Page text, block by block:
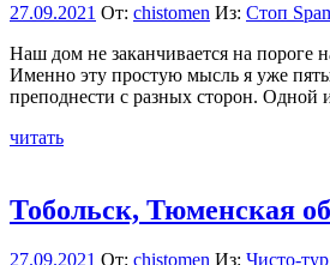
27.09.2021 От: chistomen Из: Стоп
Наш дом не заканчивается на пороге
Именно эту простую мысль я уже
преподнести с разных сторон.
читать
Тобольск, Тюменская
27.09.2021 От: chistomen Из: Чисто-тур